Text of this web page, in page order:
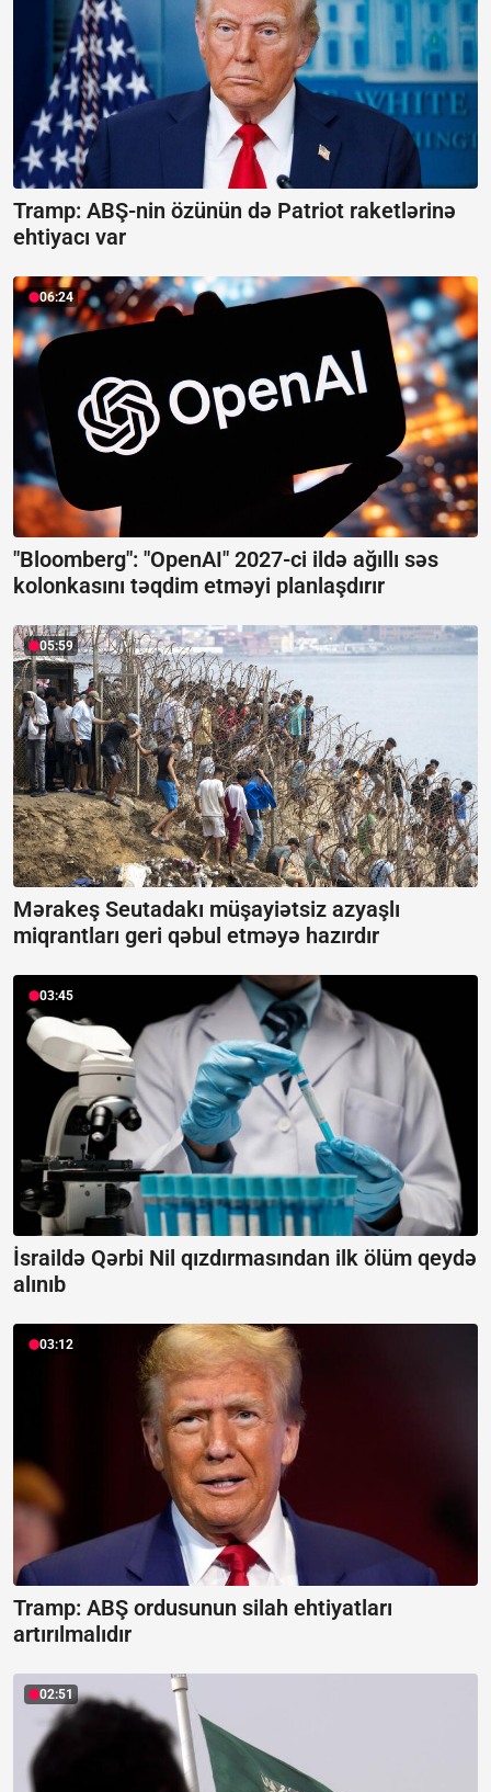
Tramp: ABŞ-nin özünün də Patriot raketlərinə
ehtiyacı var
06:24
"Bloomberg": "OpenAI" 2027-ci ildə ağıllı səs
kolonkasını təqdim etməyi planlaşdırır
05:59
Mərakeş Seutadakı müşayiətsiz azyaşlı
miqrantları geri qəbul etməyə hazırdır
03:45
İsraildə Qərbi Nil qızdırmasından ilk ölüm qeydə
alınıb
03:12
Tramp: ABŞ ordusunun silah ehtiyatları
artırılmalıdır
02:51